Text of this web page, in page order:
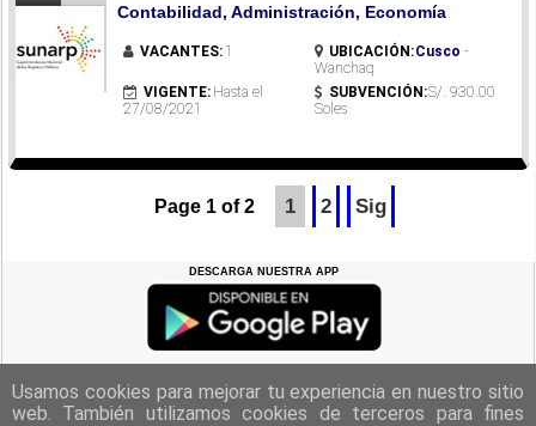
Contabilidad, Administración, Economía
VACANTES: 1 UBICACIÓN:Cusco -
Wanchaq
VIGENTE: Hasta el
27/08/2021
SUBVENCIÓN:S/. 930.00
Soles
Page 1 of 2 1 2 Sig
DESCARGA NUESTRA APP
REGRESAR A LACIMA
Usamos cookies para mejorar tu experiencia en nuestro sitio
web. También utilizamos cookies de terceros para fines